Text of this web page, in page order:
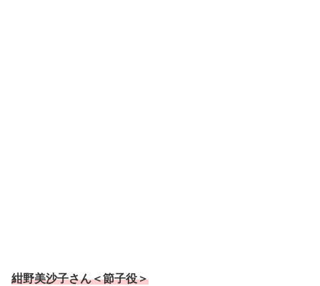
紺野美沙子さん＜節子役＞